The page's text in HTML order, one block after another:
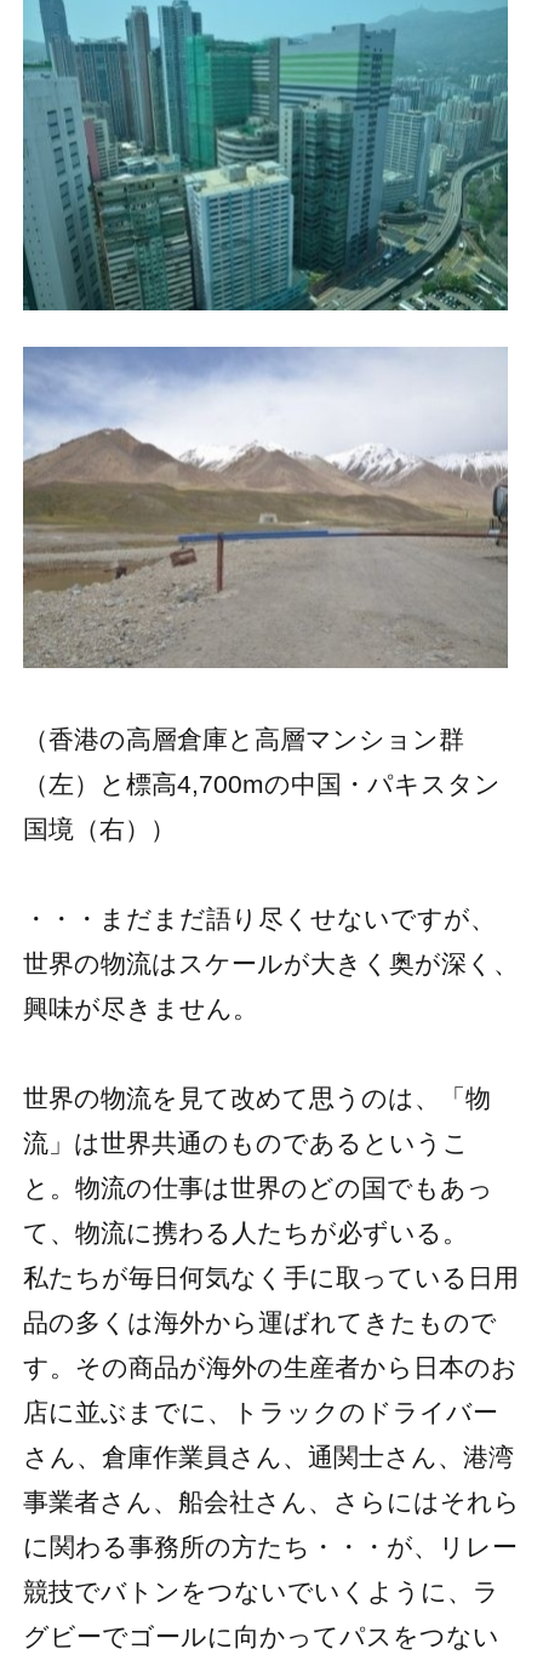
（香港の高層倉庫と高層マンション群
（左）と標高4,700mの中国・パキスタン
国境（右））
・・・まだまだ語り尽くせないですが、
世界の物流はスケールが大きく奥が深く、
興味が尽きません。
世界の物流を見て改めて思うのは、「物
流」は世界共通のものであるというこ
と。物流の仕事は世界のどの国でもあっ
て、物流に携わる人たちが必ずいる。
私たちが毎日何気なく手に取っている日用
品の多くは海外から運ばれてきたもので
す。その商品が海外の生産者から日本のお
店に並ぶまでに、トラックのドライバー
さん、倉庫作業員さん、通関士さん、港湾
事業者さん、船会社さん、さらにはそれら
に関わる事務所の方たち・・・が、リレー
競技でバトンをつないでいくように、ラ
グビーでゴールに向かってパスをつない